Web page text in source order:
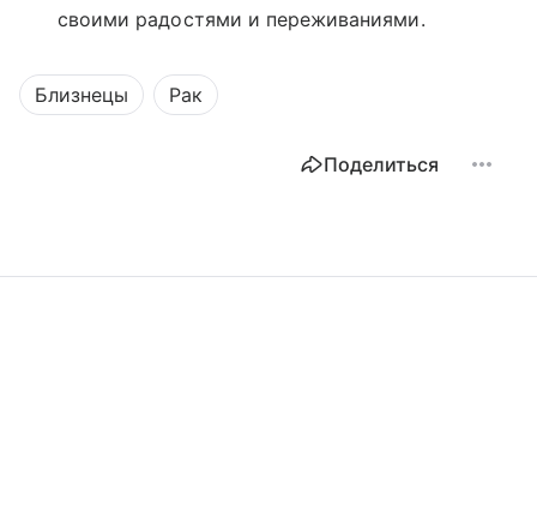
своими радостями и переживаниями.
Близнецы Рак
Поделиться